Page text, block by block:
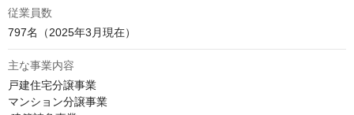
従業員数
797名（2025年3月現在）
主な事業内容
戸建住宅分譲事業
マンション分譲事業